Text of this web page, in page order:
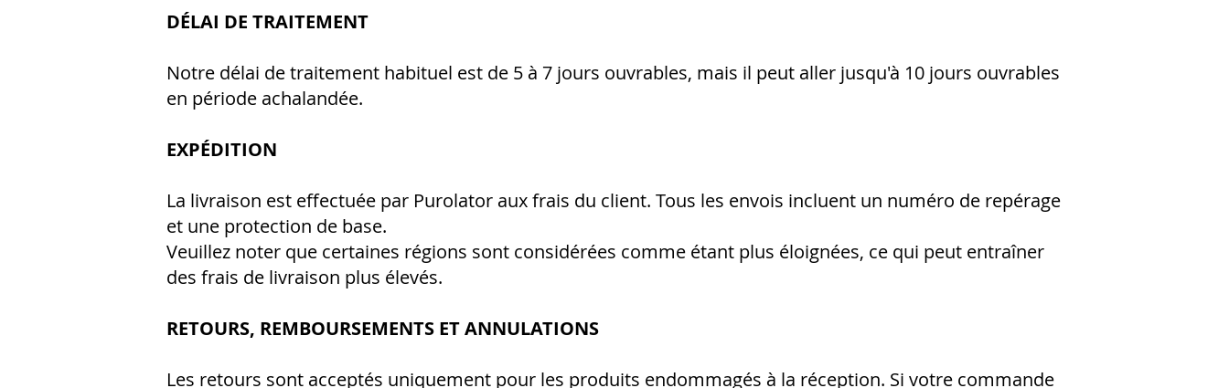
DÉLAI DE TRAITEMENT
Notre délai de traitement habituel est de 5 à 7 jours ouvrables, mais il peut aller jusqu'à 10 jours ouvrables
en période achalandée.
EXPÉDITION
La livraison est effectuée par Purolator aux frais du client. Tous les envois incluent un numéro de repérage
et une protection de base.
Veuillez noter que certaines régions sont considérées comme étant plus éloignées, ce qui peut entraîner
des frais de livraison plus élevés.
RETOURS, REMBOURSEMENTS ET ANNULATIONS
Les retours sont acceptés uniquement pour les produits endommagés à la réception. Si votre commande